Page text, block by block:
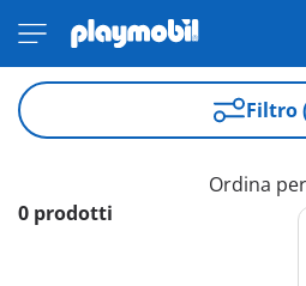
Filtro
0 prodotti
Ordina per